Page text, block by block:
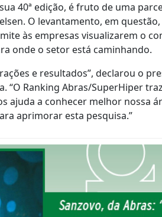
40ª edição, é fruto de uma
O levantamento, em
às empresas visualizarem o
onde o setor está caminhando.
e resultados”, declarou o
“O Ranking Abras/SuperHiper
ajuda a conhecer melhor nossa
aprimorar esta pesquisa.”